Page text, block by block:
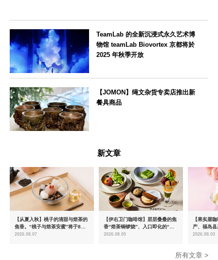
TeamLab 的全新沉浸式永久艺术博
物馆 teamLab Biovortex 京都将於
2025 年秋季开放
【JOMON】绳文杂货专卖店推出新
餐具商品
新文章
【从夏入秋】桃子的清甜与焙茶的
焦香。“桃子与焙茶安蜜”将于8月
中旬起限时发售
2026.08.07
【伊右卫门咖啡馆】层层叠叠的焦
香“焙茶铜锣烧”、入口即化的“宇
治抹茶提拉米苏”全新登场
2026.08.05
【果实屋
产、福岛
2026.08.03
所有文章 >